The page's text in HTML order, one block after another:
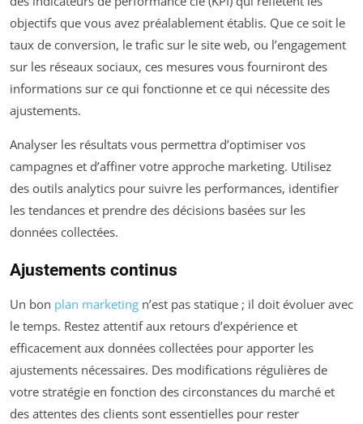
objectifs que vous avez préalablement établis. Que ce soit le
taux de conversion, le trafic sur le site web, ou l’engagement
sur les réseaux sociaux, ces mesures vous fourniront des
informations sur ce qui fonctionne et ce qui nécessite des
ajustements.
Analyser les résultats vous permettra d’optimiser vos
campagnes et d’affiner votre approche marketing. Utilisez
des outils analytics pour suivre les performances, identifier
les tendances et prendre des décisions basées sur les
données collectées.
Ajustements continus
Un bon plan marketing n’est pas statique ; il doit évoluer avec
le temps. Restez attentif aux retours d’expérience et
efficacement aux données collectées pour apporter les
ajustements nécessaires. Des modifications régulières de
votre stratégie en fonction des circonstances du marché et
des attentes des clients sont essentielles pour rester